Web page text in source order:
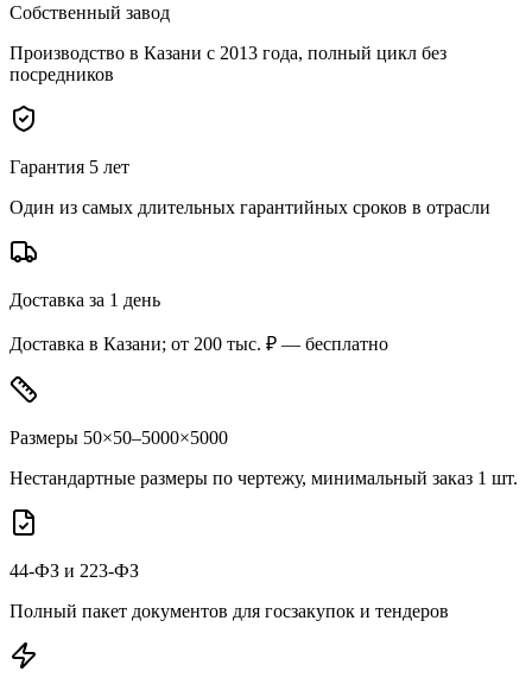
Собственный завод
Производство в Казани с 2013 года, полный цикл без
посредников
Гарантия 5 лет
Один из самых длительных гарантийных сроков в отрасли
Доставка за 1 день
Доставка в Казани; от 200 тыс. ₽ — бесплатно
Размеры 50×50–5000×5000
Нестандартные размеры по чертежу, минимальный заказ 1 шт.
44-ФЗ и 223-ФЗ
Полный пакет документов для госзакупок и тендеров